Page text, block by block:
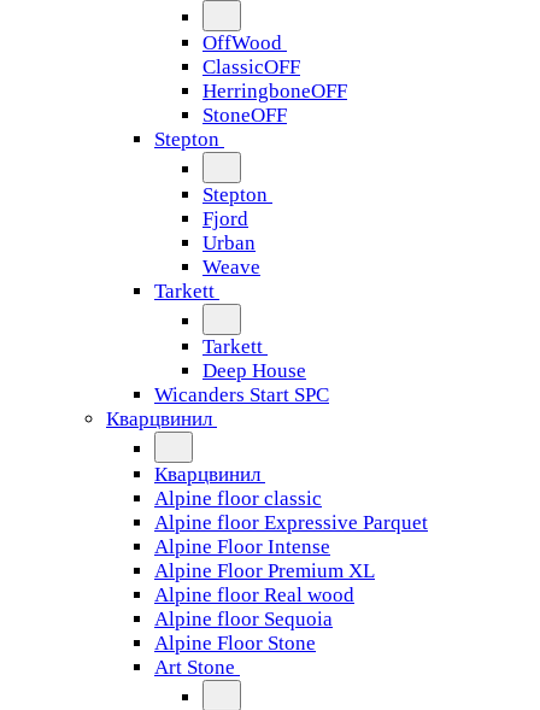
OffWood
ClassicOFF
HerringboneOFF
StoneOFF
Stepton
Stepton
Fjord
Urban
Weave
Tarkett
Tarkett
Deep House
Wicanders Start SPC
Кварцвинил
Кварцвинил
Alpine floor classic
Alpine floor Expressive Parquet
Alpine Floor Intense
Alpine Floor Premium XL
Alpine floor Real wood
Alpine floor Sequoia
Alpine Floor Stone
Art Stone